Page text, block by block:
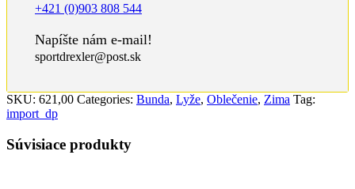
+421 (0)903 808 544
Napíšte nám e-mail!
sportdrexler@post.sk
SKU: 621,00 Categories: Bunda, Lyže, Oblečenie, Zima Tag:
import_dp
Súvisiace produkty